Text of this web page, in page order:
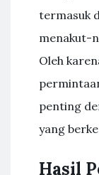
termasuk
menakut-
Oleh
penting
yang
Hasil